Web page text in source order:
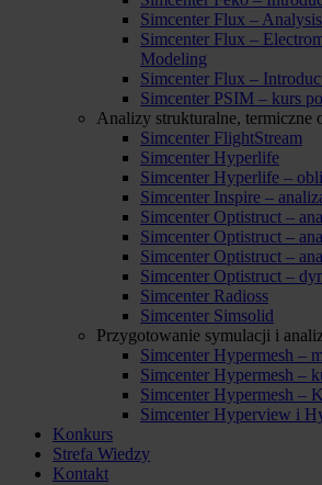
Simcenter Flux –
Simcenter Flux –
Modeling
Simcenter Flux –
Simcenter PSIM – kurs
Analizy strukturalne, termiczne
Simcenter FlightStream
Simcenter Hyperlife
Simcenter Hyperlife –
Simcenter Inspire –
Simcenter Optistruct –
Simcenter Optistruct –
Simcenter Optistruct –
Simcenter Optistruct –
Simcenter Radioss
Simcenter Simsolid
Przygotowanie symulacji i
Simcenter Hypermesh –
Simcenter Hypermesh –
Simcenter Hypermesh –
Simcenter Hyperview i
Konkurs
Strefa Wiedzy
Kontakt